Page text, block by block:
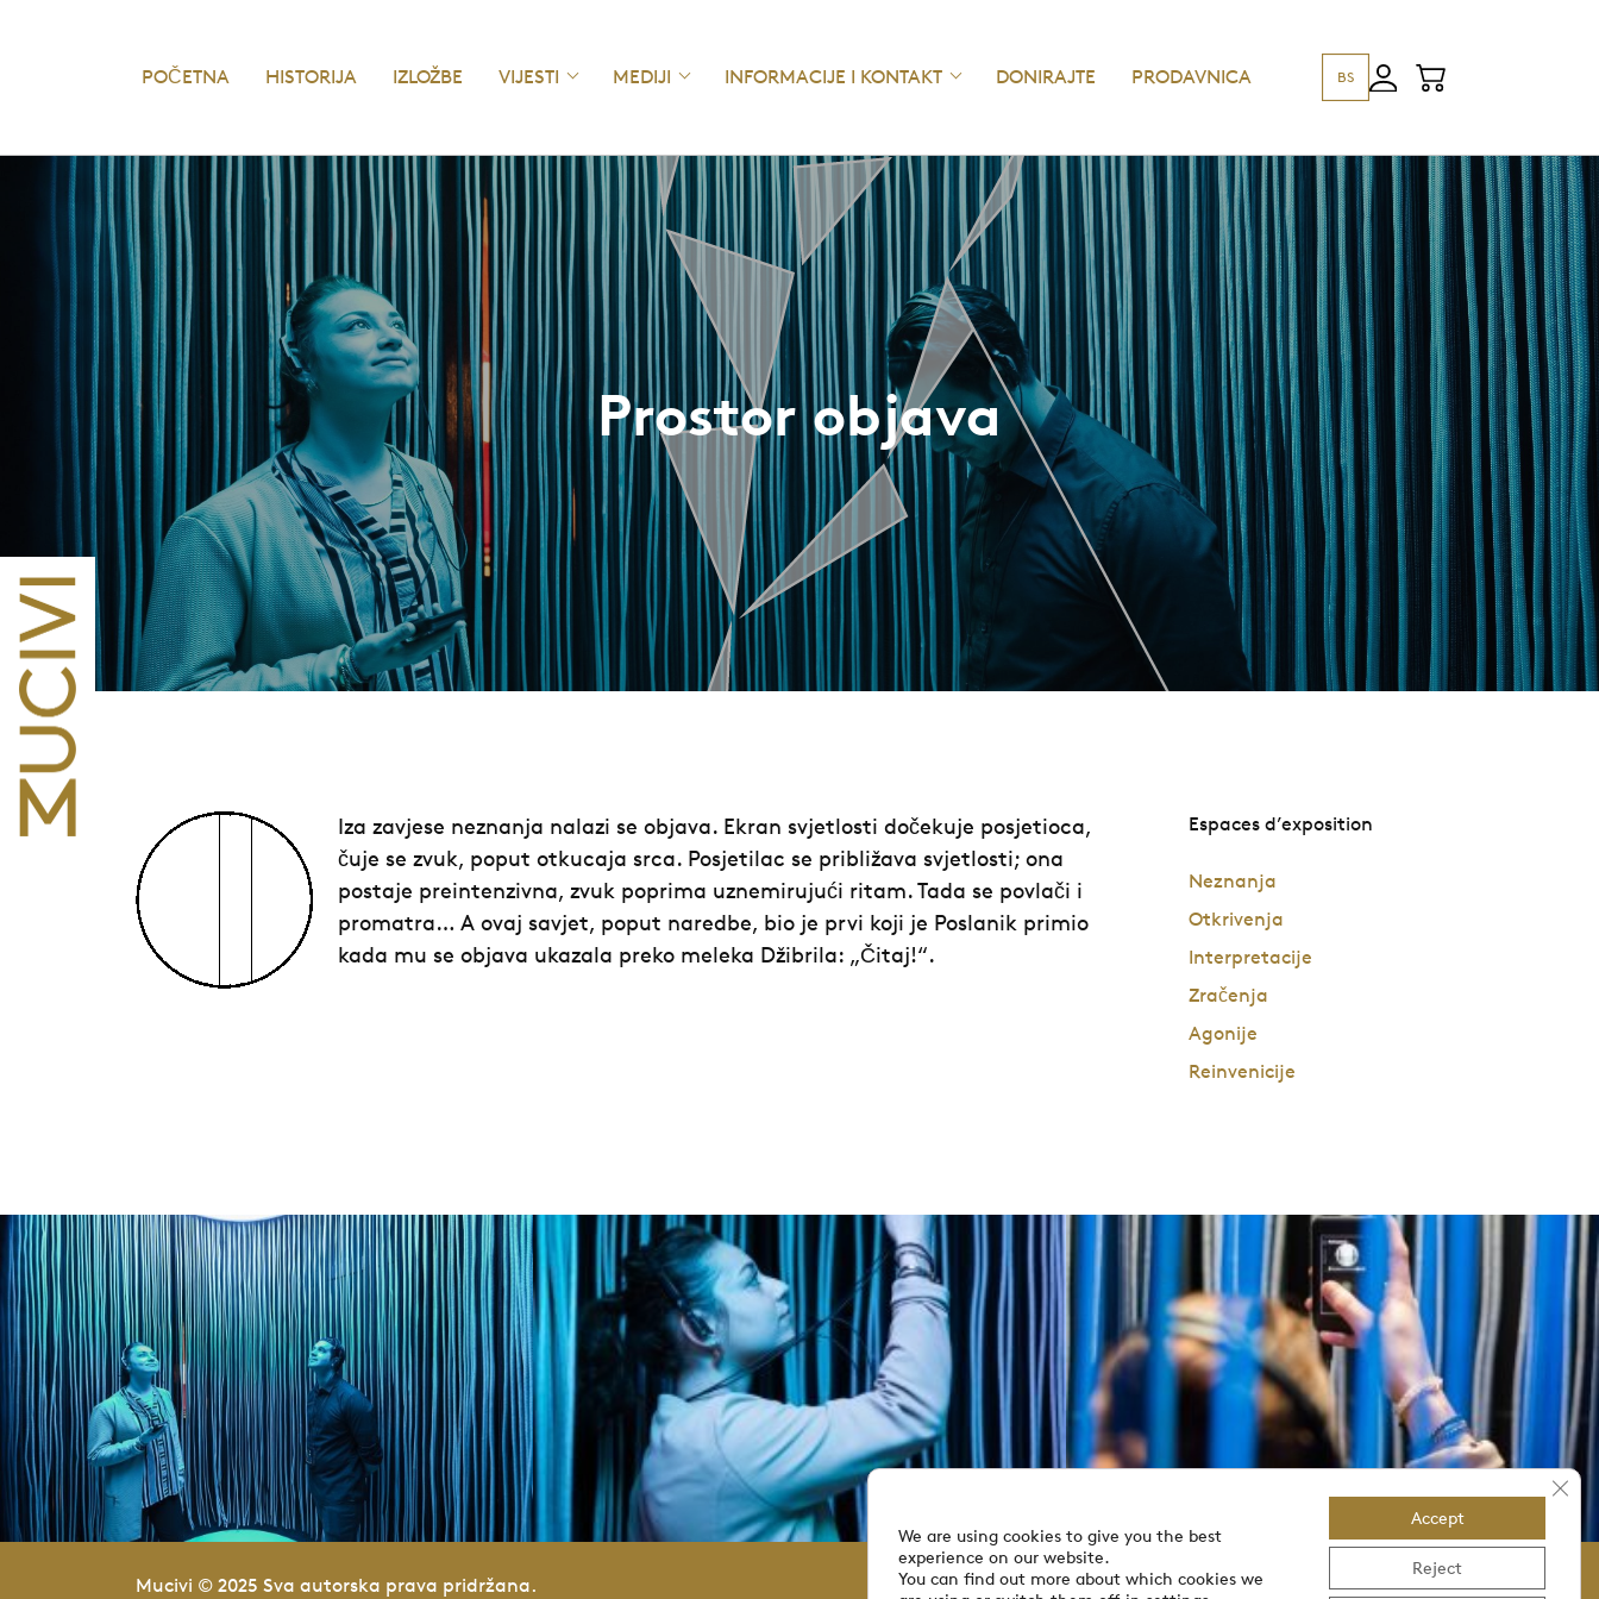
POČETNA HISTORIJA IZLOŽBE VIJESTI MEDIJI INFORMACIJE I KONTAKT DONIRAJTE PRODAVNICA BS
Prostor objava
Iza zavjese neznanja nalazi se objava. Ekran svjetlosti dočekuje posjetioca,
čuje se zvuk, poput otkucaja srca. Posjetilac se približava svjetlosti; ona
postaje preintenzivna, zvuk poprima uznemirujući ritam. Tada se povlači i
promatra… A ovaj savjet, poput naredbe, bio je prvi koji je Poslanik primio
kada mu se objava ukazala preko meleka Džibrila: „Čitaj!“.
Espaces d’exposition
Neznanja
Otkrivenja
Interpretacije
Zračenja
Agonije
Reinvenicije
Mucivi © 2025 Sva autorska prava pridržana.
We are using cookies to give you the best
experience on our website.
You can find out more about which cookies we
Accept
Reject